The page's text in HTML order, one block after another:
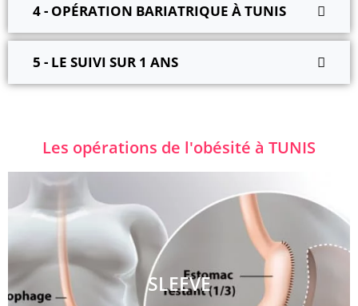
4 - OPÉRATION BARIATRIQUE À TUNIS
5 - LE SUIVI SUR 1 ANS
Les opérations de l'obésité à TUNIS
SLEEVE